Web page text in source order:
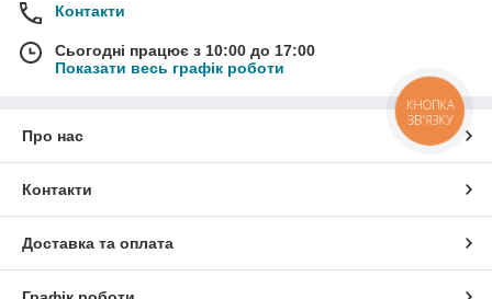
Контакти
Сьогодні працює з 10:00 до 17:00
Показати весь графік роботи
Про нас
Контакти
Доставка та оплата
КНОПКА
ЗВ'ЯЗКУ